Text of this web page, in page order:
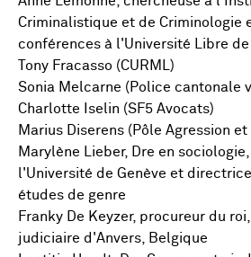
Criminalistique et de Criminologie
conférences à l'Université Libre
Tony Fracasso (CURML)
Sonia Melcarne (Police cantonale
Charlotte Iselin (SF5 Avocats)
Marius Diserens (Pôle Agression et
Marylène Lieber, Dre en
l'Université de Genève et
études de genre
Franky De Keyzer, procureur du
judiciaire d'Anvers, Belgique